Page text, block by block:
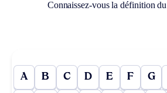
Connaissez-vous la définition
A B C D E F G